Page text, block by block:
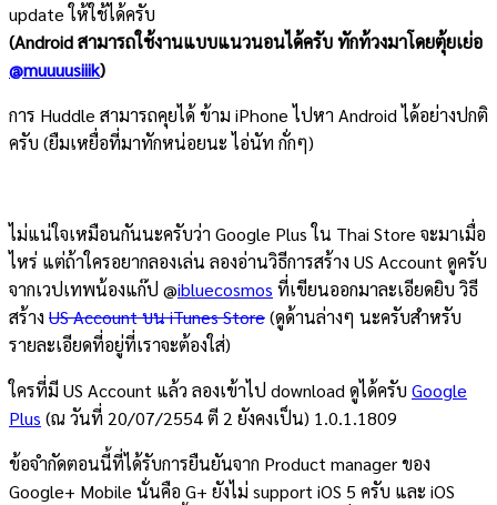
update ให้ใช้ได้ครับ
(Android สามารถใช้งานแบบแนวนอนได้ครับ ทักท้วงมาโดยตุ้ยเย่อ
@muuuusiiik)
การ Huddle สามารถคุยได้ ข้าม iPhone ไปหา Android ได้อย่างปกติ
ครับ (ยืมเหยื่อที่มาทักหน่อยนะ ไอ่นัท กั่กๆ)
ไม่แน่ใจเหมือนกันนะครับว่า Google Plus ใน Thai Store จะมาเมื่อ
ไหร่ แต่ถ้าใครอยากลองเล่น ลองอ่านวิธีการสร้าง US Account ดูครับ
จากเวปเทพน้องแก๊ป @ibluecosmos ที่เขียนออกมาละเอียดยิบ วิธี
สร้าง US Account บน iTunes Store(ดูด้านล่างๆ นะครับสำหรับ
รายละเอียดที่อยู่ที่เราจะต้องใส่)
ใครที่มี US Account แล้ว ลองเข้าไป download ดูได้ครับ Google
Plus (ณ วันที่ 20/07/2554 ตี 2 ยังคงเป็น) 1.0.1.1809
ข้อจำกัดตอนนี้ที่ได้รับการยืนยันจาก Product manager ของ
Google+ Mobile นั่นคือ G+ ยังไม่ support iOS 5 ครับ และ iOS